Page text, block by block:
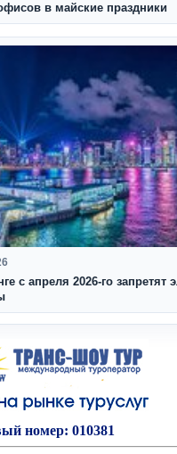
в майские праздники
с апреля 2026‑го запретят
номер: 010381